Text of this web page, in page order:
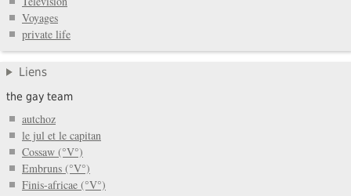
Voyages
private life
Liens
the gay team
autchoz
le jul et le capitan
Cossaw (°V°)
Embruns (°V°)
Finis-africae (°V°)